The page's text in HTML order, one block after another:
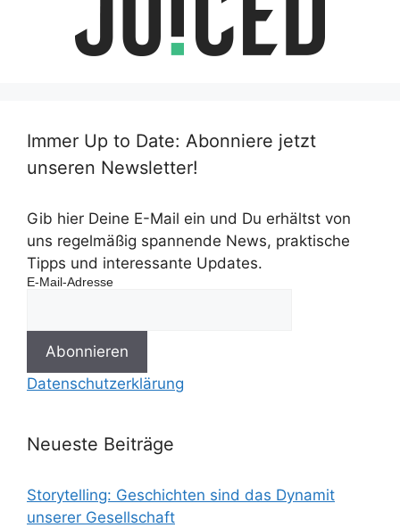
Immer Up to Date: Abonniere jetzt
unseren Newsletter!
Gib hier Deine E-Mail ein und Du erhältst von
uns regelmäßig spannende News, praktische
Tipps und interessante Updates.
E-Mail-Adresse
Datenschutzerklärung
Neueste Beiträge
Storytelling: Geschichten sind das Dynamit
unserer Gesellschaft